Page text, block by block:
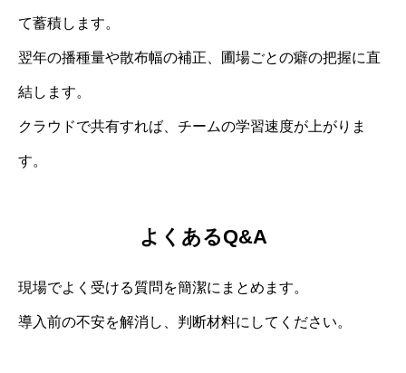
て蓄積します。
翌年の播種量や散布幅の補正、圃場ごとの癖の把握に直
結します。
クラウドで共有すれば、チームの学習速度が上がりま
す。
よくあるQ&A
現場でよく受ける質問を簡潔にまとめます。
導入前の不安を解消し、判断材料にしてください。